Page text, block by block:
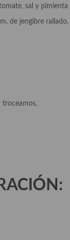
sal y pimienta
de jengibre